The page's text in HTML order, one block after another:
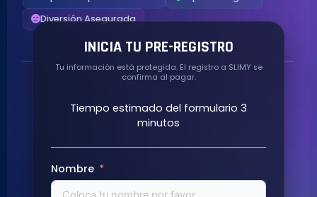
Diversión Asegurada
INICIA TU PRE-REGISTRO
Tu información está protegida. El registro a SLIMY se
confirma al pagar.
Tiempo estimado del formulario 3
minutos
Nombre